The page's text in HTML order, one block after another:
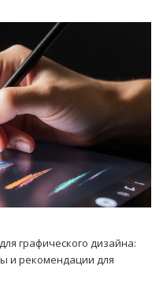
графического дизайна:
и рекомендации для